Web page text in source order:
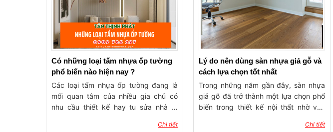
Có những loại tấm nhựa ốp tường
phổ biến nào hiện nay ?
Các loại tấm nhựa ốp tường đang là
mối quan tâm của nhiều gia chủ có
nhu cầu thiết kế hay tu sửa nhà ở,
đang được sử dụng phổ biến? Kích
Chi tiết
Lý do nên dùng sàn nhựa giả gỗ và
cách lựa chọn tốt nhất
Trong những năm gần đây, sàn nhựa
giả gỗ đã trở thành một lựa chọn phổ
biến trong thiết kế nội thất nhờ vào
lại. Với vẻ đẹp giống hệt sàn gỗ tự
Chi tiết